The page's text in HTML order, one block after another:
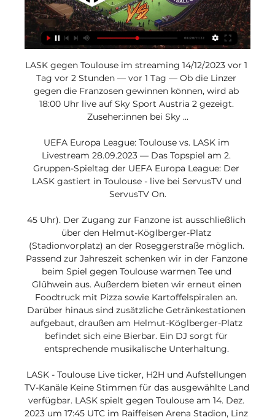
LASK gegen Toulouse im streaming 14/12/2023 vor 1
Tag vor 2 Stunden — vor 1 Tag — Ob die Linzer
gegen die Franzosen gewinnen können, wird ab
18:00 Uhr live auf Sky Sport Austria 2 gezeigt.
Zuseher:innen bei Sky ...
UEFA Europa League: Toulouse vs. LASK im
Livestream 28.09.2023 — Das Topspiel am 2.
Gruppen-Spieltag der UEFA Europa League: Der
LASK gastiert in Toulouse - live bei ServusTV und
ServusTV On.
45 Uhr). Der Zugang zur Fanzone ist ausschließlich
über den Helmut-Köglberger-Platz
(Stadionvorplatz) an der Roseggerstraße möglich.
Passend zur Jahreszeit schenken wir in der Fanzone
beim Spiel gegen Toulouse warmen Tee und
Glühwein aus. Außerdem bieten wir erneut einen
Foodtruck mit Pizza sowie Kartoffelspiralen an.
Darüber hinaus sind zusätzliche Getränkestationen
aufgebaut, draußen am Helmut-Köglberger-Platz
befindet sich eine Bierbar. Ein DJ sorgt für
entsprechende musikalische Unterhaltung.
LASK - Toulouse Live ticker, H2H und Aufstellungen
TV-Kanäle Keine Stimmen für das ausgewählte Land
verfügbar. LASK spielt gegen Toulouse am 14. Dez.
2023 um 17:45 UTC im Raiffeisen Arena Stadion, Linz